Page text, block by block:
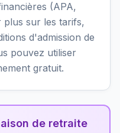
(APA,
plus sur les tarifs,
d'admission de
pouvez utiliser
gratuit.
de retraite